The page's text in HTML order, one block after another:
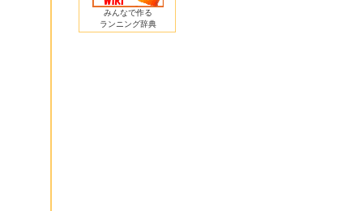
みんなで作る
ランニング辞典